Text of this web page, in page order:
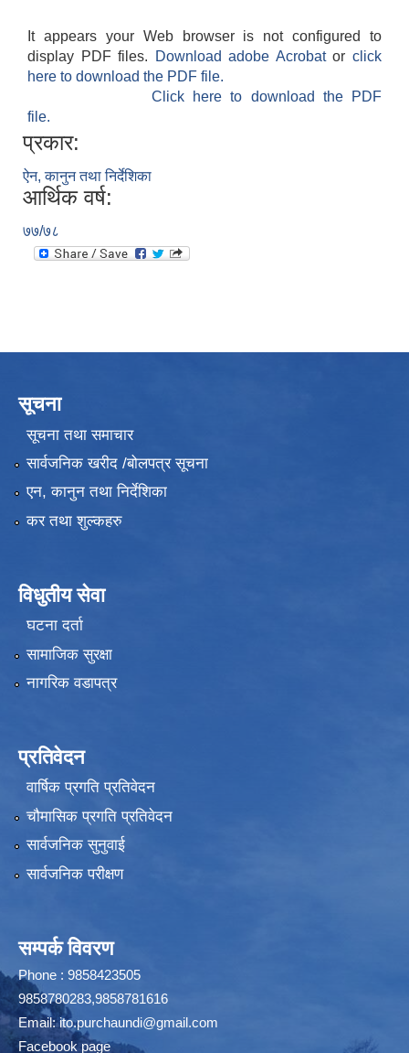
It appears your Web browser is not configured to
display PDF files.
Download adobe Acrobatorclick
here to download the PDF file.
Click here to download the PDF
file.
प्रकार:
ऐन, कानुन तथा निर्देशिका
आर्थिक वर्ष:
७७/७८
सूचना
सूचना तथा समाचार
सार्वजनिक खरीद /बोलपत्र सूचना
एन, कानुन तथा निर्देशिका
कर तथा शुल्कहरु
विधुतीय सेवा
घटना दर्ता
सामाजिक सुरक्षा
नागरिक वडापत्र
प्रतिवेदन
वार्षिक प्रगति प्रतिवेदन
चौमासिक प्रगति प्रतिवेदन
सार्वजनिक सुनुवाई
सार्वजनिक परीक्षण
सम्पर्क विवरण
Phone : 9858423505
9858780283,9858781616
Email:ito.purchaundi@gmail.com
Facebook page